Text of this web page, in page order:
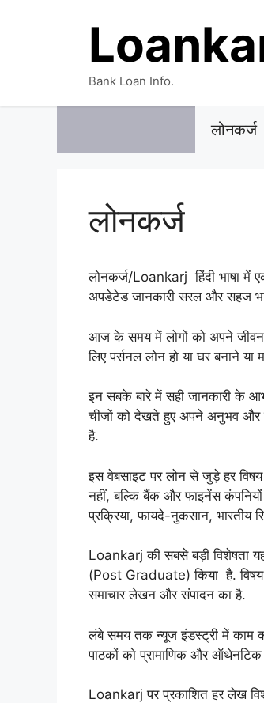
Bank Loan Info.
लोनकर्ज
लोनकर्ज
लोनकर्ज/Loankarj हिंदी भाषा में
अपडेटेड जानकारी सरल और सहज
आज के समय में लोगों को अपने जीवन
लिए पर्सनल लोन हो या घर बनाने या
इन सबके बारे में सही जानकारी के
चीजों को देखते हुए अपने अनुभव और
है.
इस वेबसाइट पर लोन से जुड़े हर
नहीं, बल्कि बैंक और फाइनेंस
प्रक्रिया, फायदे-नुकसान, भारतीय
Loankarj की सबसे बड़ी विशेषता यह
(Post Graduate) किया है. विषय
समाचार लेखन और संपादन का है.
लंबे समय तक न्यूज इंडस्ट्री में काम
पाठकों को प्रामाणिक और ऑथेनटिक
Loankarj पर प्रकाशित हर लेख